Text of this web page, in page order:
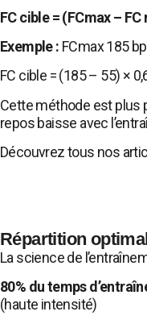
FC cible = (FCmax –
Exemple : FCmax 185
FC cible = (185 – 55) ×
Cette méthode est plus
repos baisse avec
Découvrez tous nos
Répartition
La science de
80% du temps
(haute intensité)